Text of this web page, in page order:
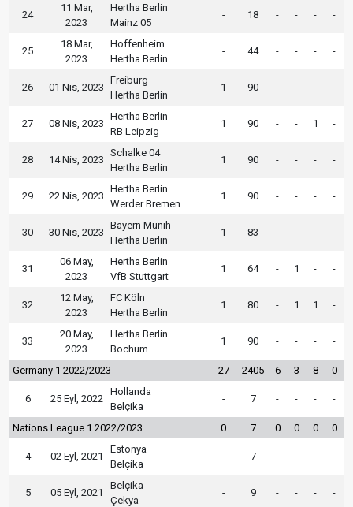
24
11 Mar,
2023
Hertha Berlin
Mainz 05
- 18 - - - -
25
18 Mar,
2023
Hoffenheim
Hertha Berlin
- 44 - - - -
26 01 Nis, 2023
Freiburg
Hertha Berlin
1 90 - - - -
27 08 Nis, 2023
Hertha Berlin
RB Leipzig
1 90 - - 1 -
28 14 Nis, 2023
Schalke 04
Hertha Berlin
1 90 - - - -
29 22 Nis, 2023
Hertha Berlin
Werder Bremen
1 90 - - - -
30 30 Nis, 2023
Bayern Munih
Hertha Berlin
1 83 - - - -
31
06 May,
2023
Hertha Berlin
VfB Stuttgart
1 64 - 1 - -
32
12 May,
2023
FC Köln
Hertha Berlin
1 80 - 1 1 -
33
20 May,
2023
Hertha Berlin
Bochum
1 90 - - - -
Germany 1 2022/2023 27 2405 6 3 8 0
6 25 Eyl, 2022
Hollanda
Belçika
- 7 - - - -
Nations League 1 2022/2023 0 7 0 0 0 0
4 02 Eyl, 2021
Estonya
Belçika
- 7 - - - -
5 05 Eyl, 2021
Belçika
Çekya
- 9 - - - -